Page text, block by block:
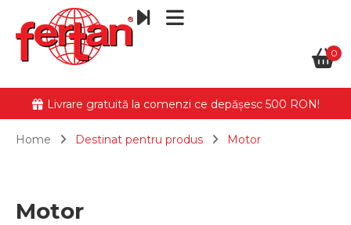
0
Livrare gratuită la comenzi ce depășesc 500 RON!
Home Destinat pentru produs Motor
Motor